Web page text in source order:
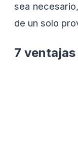
sea
de un solo
7